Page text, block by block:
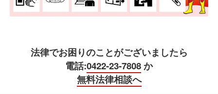
法律でお困りのことがございましたら
電話:0422-23-7808か
無料法律相談へ